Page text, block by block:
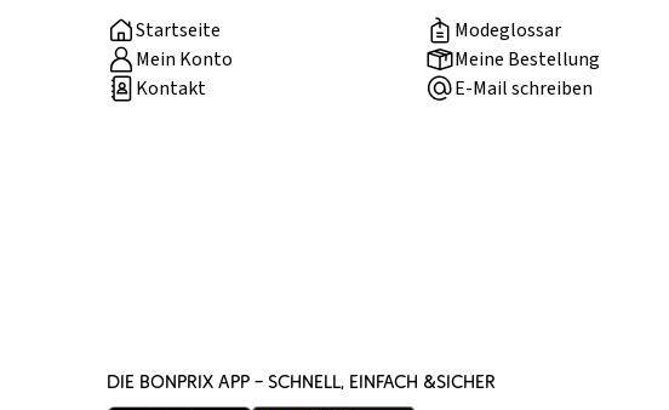
Startseite
Modeglossar
Mein Konto
Meine Bestellung
Kontakt
E-Mail schreiben
DIE BONPRIX APP – SCHNELL, EINFACH &SICHER